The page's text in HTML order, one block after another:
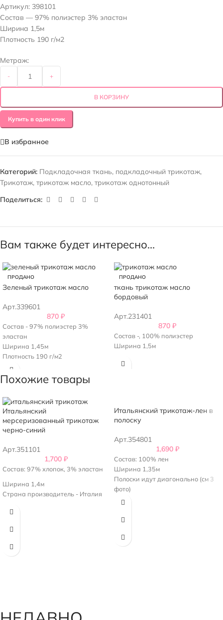
Артикул: 398101
Состав — 97% полиэстер 3% эластан
Ширина 1,5м
Плотность 190 г/м2
Метраж:
- +
В КОРЗИНУ
Купить в один клик
В избранное
Категорий: Подкладочная ткань, подкладочный трикотаж,
Трикотаж, трикотаж масло, трикотаж однотонный
Поделиться:
Вам также будет интересно…
ПРОДАНО
Зеленый трикотаж масло
Арт.339601
870 ₽
Состав - 97% полиэстер 3%
эластан
Ширина 1,45м
Плотность 190 г/м2
ПРОДАНО
ткань трикотаж масло
бордовый
Арт.231401
870 ₽
Состав -, 100% полиэстер
Ширина 1,5м
Похожие товары
Итальянский
мерсеризованный трикотаж
черно-синий
Арт.351101
1,700 ₽
Состав: 97% хлопок, 3% эластан
Ширина 1,4м
Страна производитель - Италия
Итальянский трикотаж-лен в
полоску
Арт.354801
1,690 ₽
Состав: 100% лен
Ширина 1,35м
Полоски идут диагонально (см 3
фото)
Страна производитель - Италия